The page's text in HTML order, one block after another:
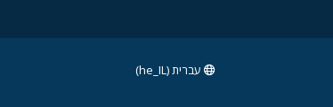
עברית (he_IL)